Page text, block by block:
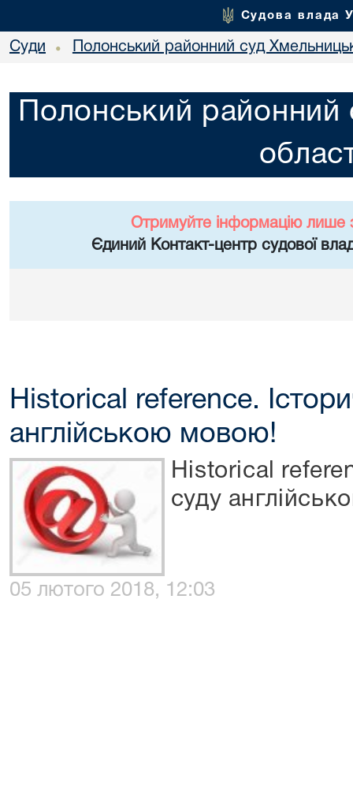
Судова влада
Суди • Полонський районний суд
Полонський районний
Отримуйте інформацію лише
Єдиний Контакт-центр судової
Historical reference.
англійською мовою!
Historical
суду
05 лютого 2018, 12:03